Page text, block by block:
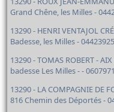
Grand Chêne, les Milles -
13290 - HENRI VENTAJOL
Badesse, les Milles -
13290 - TOMAS ROBERT -
badesse Les Milles - -
13290 - LA COMPAGNIE DE
816 Chemin des Déportés -